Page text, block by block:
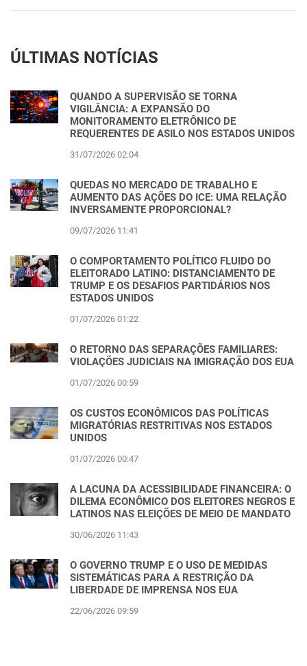
ÚLTIMAS NOTÍCIAS
QUANDO A SUPERVISÃO SE TORNA
VIGILÂNCIA: A EXPANSÃO DO
MONITORAMENTO ELETRÔNICO DE
REQUERENTES DE ASILO NOS ESTADOS UNIDOS
31/07/2026 02:04
QUEDAS NO MERCADO DE TRABALHO E
AUMENTO DAS AÇÕES DO ICE: UMA RELAÇÃO
INVERSAMENTE PROPORCIONAL?
09/07/2026 11:41
O COMPORTAMENTO POLÍTICO FLUIDO DO
ELEITORADO LATINO: DISTANCIAMENTO DE
TRUMP E OS DESAFIOS PARTIDÁRIOS NOS
ESTADOS UNIDOS
01/07/2026 01:22
O RETORNO DAS SEPARAÇÕES FAMILIARES:
VIOLAÇÕES JUDICIAIS NA IMIGRAÇÃO DOS EUA
01/07/2026 00:59
OS CUSTOS ECONÔMICOS DAS POLÍTICAS
MIGRATÓRIAS RESTRITIVAS NOS ESTADOS
UNIDOS
01/07/2026 00:47
A LACUNA DA ACESSIBILIDADE FINANCEIRA: O
DILEMA ECONÔMICO DOS ELEITORES NEGROS E
LATINOS NAS ELEIÇÕES DE MEIO DE MANDATO
30/06/2026 11:43
O GOVERNO TRUMP E O USO DE MEDIDAS
SISTEMÁTICAS PARA A RESTRIÇÃO DA
LIBERDADE DE IMPRENSA NOS EUA
22/06/2026 09:59